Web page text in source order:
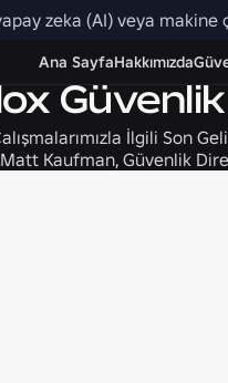
zeka (AI) veya
Ana SayfaHakkımızda
+ Nezaket Haberler
İlgili Son
Matt Kaufman, Güvenlik